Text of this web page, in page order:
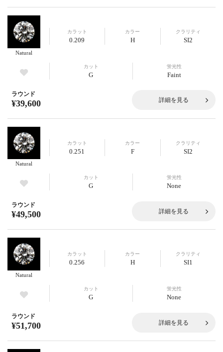
Natural
カラット
0.209
カラー
H
クラリティ
SI2
カット
G
蛍光性
Faint
ラウンド
¥39,600 詳細を見る
Natural
カラット
0.251
カラー
F
クラリティ
SI2
カット
G
蛍光性
None
ラウンド
¥49,500 詳細を見る
Natural
カラット
0.256
カラー
H
クラリティ
SI1
カット
G
蛍光性
None
ラウンド
¥51,700 詳細を見る